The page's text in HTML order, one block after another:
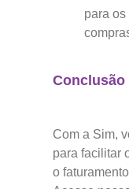
para
Conclusão
Com a Sim,
para facilitar
o